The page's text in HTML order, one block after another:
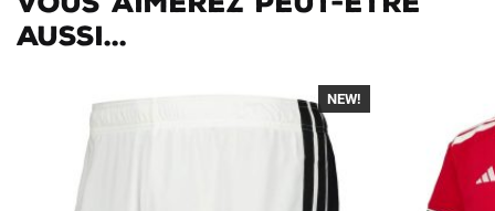
aussi...
NEW!